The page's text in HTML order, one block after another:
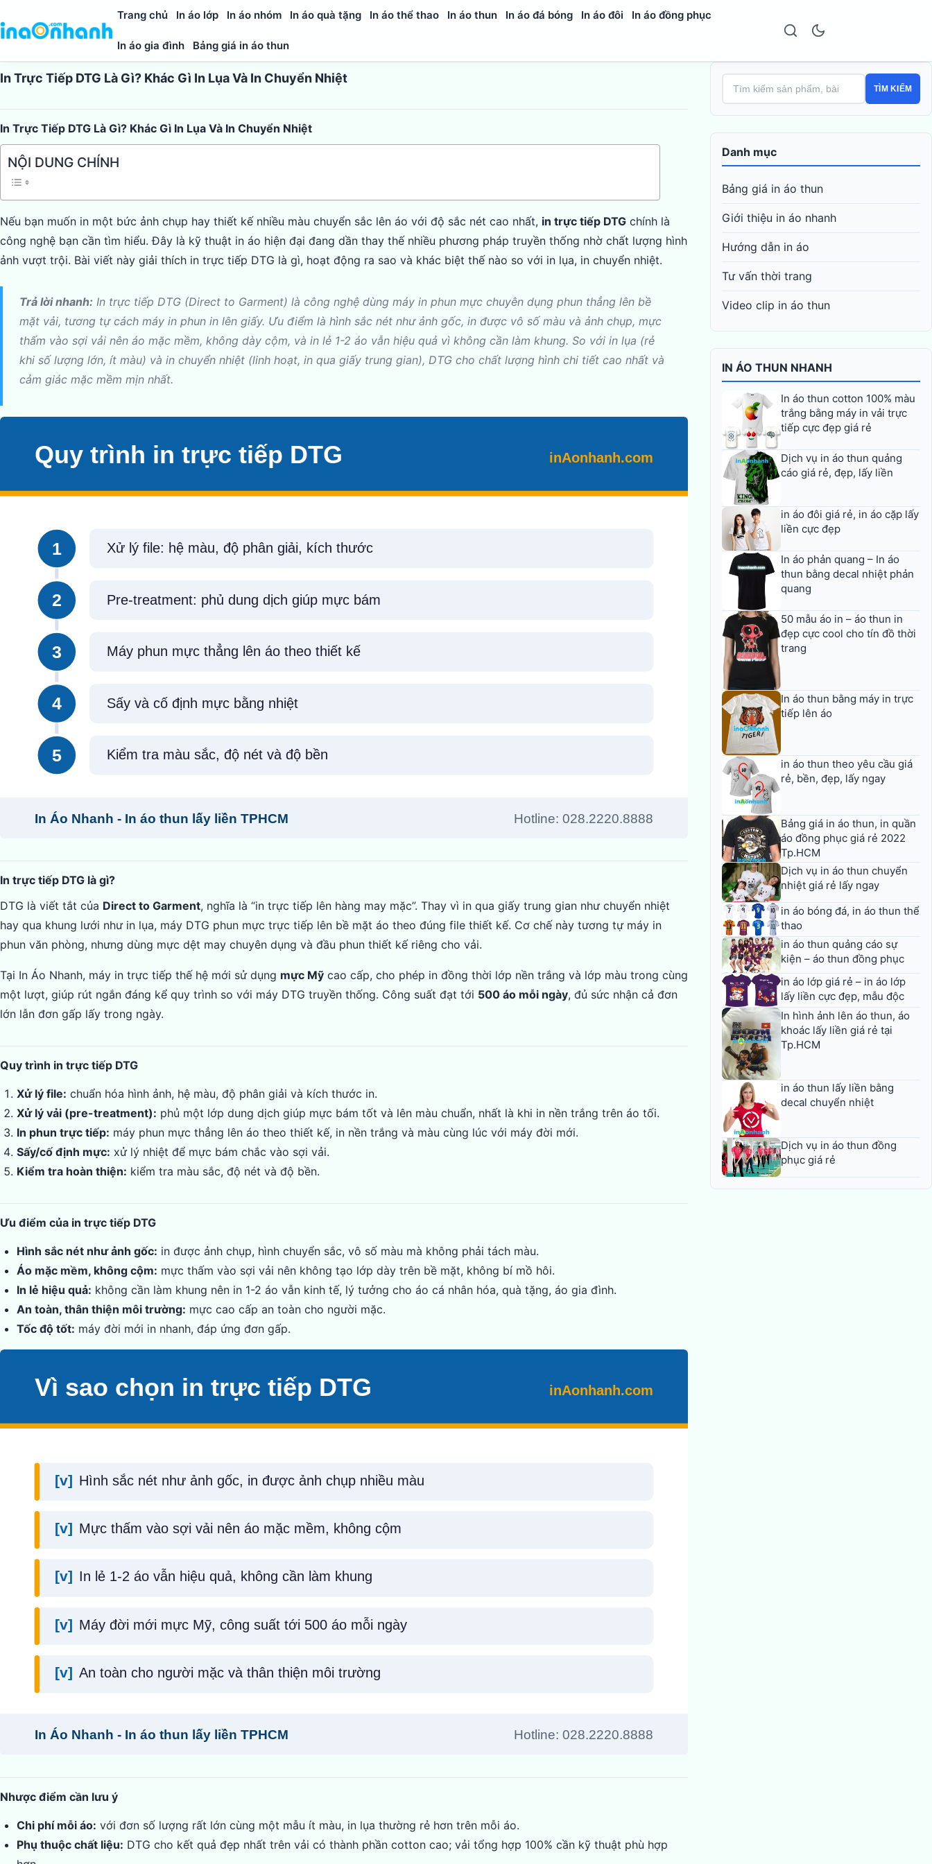
Trang chủ In áo lớp In áo nhóm In áo quà tặng In áo thể thao In áo thun In áo đá bóng In áo đôi In áo đồng phục
In áo gia đình Bảng giá in áo thun
In Trực Tiếp DTG Là Gì? Khác Gì In Lụa Và In Chuyển Nhiệt
In Trực Tiếp DTG Là Gì? Khác Gì In Lụa Và In Chuyển Nhiệt
NỘI DUNG CHÍNH
Nếu bạn muốn in một bức ảnh chụp hay thiết kế nhiều màu chuyển sắc lên áo với độ sắc nét cao nhất, in trực tiếp DTG chính là
công nghệ bạn cần tìm hiểu. Đây là kỹ thuật in áo hiện đại đang dần thay thế nhiều phương pháp truyền thống nhờ chất lượng hình
ảnh vượt trội. Bài viết này giải thích in trực tiếp DTG là gì, hoạt động ra sao và khác biệt thế nào so với in lụa, in chuyển nhiệt.
Trả lời nhanh: In trực tiếp DTG (Direct to Garment) là công nghệ dùng máy in phun mực chuyên dụng phun thẳng lên bề
mặt vải, tương tự cách máy in phun in lên giấy. Ưu điểm là hình sắc nét như ảnh gốc, in được vô số màu và ảnh chụp, mực
thấm vào sợi vải nên áo mặc mềm, không dày cộm, và in lẻ 1-2 áo vẫn hiệu quả vì không cần làm khung. So với in lụa (rẻ
khi số lượng lớn, ít màu) và in chuyển nhiệt (linh hoạt, in qua giấy trung gian), DTG cho chất lượng hình chi tiết cao nhất và
cảm giác mặc mềm mịn nhất.
In trực tiếp DTG là gì?
DTG là viết tắt của Direct to Garment, nghĩa là “in trực tiếp lên hàng may mặc”. Thay vì in qua giấy trung gian như chuyển nhiệt
hay qua khung lưới như in lụa, máy DTG phun mực trực tiếp lên bề mặt áo theo đúng file thiết kế. Cơ chế này tương tự máy in
phun văn phòng, nhưng dùng mực dệt may chuyên dụng và đầu phun thiết kế riêng cho vải.
Tại In Áo Nhanh, máy in trực tiếp thế hệ mới sử dụng mực Mỹ cao cấp, cho phép in đồng thời lớp nền trắng và lớp màu trong cùng
một lượt, giúp rút ngắn đáng kể quy trình so với máy DTG truyền thống. Công suất đạt tới 500 áo mỗi ngày, đủ sức nhận cả đơn
lớn lẫn đơn gấp lấy trong ngày.
Quy trình in trực tiếp DTG
Xử lý file: chuẩn hóa hình ảnh, hệ màu, độ phân giải và kích thước in.
Xử lý vải (pre-treatment): phủ một lớp dung dịch giúp mực bám tốt và lên màu chuẩn, nhất là khi in nền trắng trên áo tối.
In phun trực tiếp: máy phun mực thẳng lên áo theo thiết kế, in nền trắng và màu cùng lúc với máy đời mới.
Sấy/cố định mực: xử lý nhiệt để mực bám chắc vào sợi vải.
Kiểm tra hoàn thiện: kiểm tra màu sắc, độ nét và độ bền.
Ưu điểm của in trực tiếp DTG
Hình sắc nét như ảnh gốc: in được ảnh chụp, hình chuyển sắc, vô số màu mà không phải tách màu.
Áo mặc mềm, không cộm: mực thấm vào sợi vải nên không tạo lớp dày trên bề mặt, không bí mồ hôi.
In lẻ hiệu quả: không cần làm khung nên in 1-2 áo vẫn kinh tế, lý tưởng cho áo cá nhân hóa, quà tặng, áo gia đình.
An toàn, thân thiện môi trường: mực cao cấp an toàn cho người mặc.
Tốc độ tốt: máy đời mới in nhanh, đáp ứng đơn gấp.
Nhược điểm cần lưu ý
Chi phí mỗi áo: với đơn số lượng rất lớn cùng một mẫu ít màu, in lụa thường rẻ hơn trên mỗi áo.
Phụ thuộc chất liệu: DTG cho kết quả đẹp nhất trên vải có thành phần cotton cao; vải tổng hợp 100% cần kỹ thuật phù hợp
TÌM KIẾM
Danh mục
Bảng giá in áo thun
Giới thiệu in áo nhanh
Hướng dẫn in áo
Tư vấn thời trang
Video clip in áo thun
IN ÁO THUN NHANH
In áo thun cotton 100% màu
trắng bằng máy in vải trực
tiếp cực đẹp giá rẻ
Dịch vụ in áo thun quảng
cáo giá rẻ, đẹp, lấy liền
in áo đôi giá rẻ, in áo cặp lấy
liền cực đẹp
In áo phản quang – In áo
thun bằng decal nhiệt phản
quang
50 mẫu áo in – áo thun in
đẹp cực cool cho tín đồ thời
trang
In áo thun bằng máy in trực
tiếp lên áo
in áo thun theo yêu cầu giá
rẻ, bền, đẹp, lấy ngay
Bảng giá in áo thun, in quần
áo đồng phục giá rẻ 2022
Tp.HCM
Dịch vụ in áo thun chuyển
nhiệt giá rẻ lấy ngay
in áo bóng đá, in áo thun thể
thao
in áo thun quảng cáo sự
kiện – áo thun đồng phục
in áo lớp giá rẻ – in áo lớp
lấy liền cực đẹp, mẫu độc
In hình ảnh lên áo thun, áo
khoác lấy liền giá rẻ tại
Tp.HCM
in áo thun lấy liền bằng
decal chuyển nhiệt
Dịch vụ in áo thun đồng
phục giá rẻ